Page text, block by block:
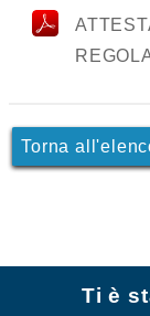
Torna
Ti è